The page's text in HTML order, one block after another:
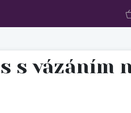
s vázáním